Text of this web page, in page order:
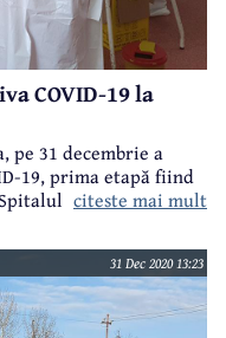
COVID-19 la
31 decembrie a
19, prima etapă fiind
Municipal
medical al
citeste mai mult
31 Dec 2020 13:23